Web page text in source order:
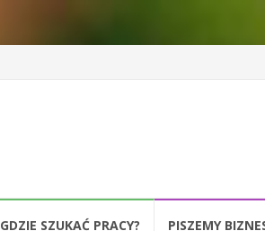
GDZIE SZUKAĆ PRACY? PISZEMY